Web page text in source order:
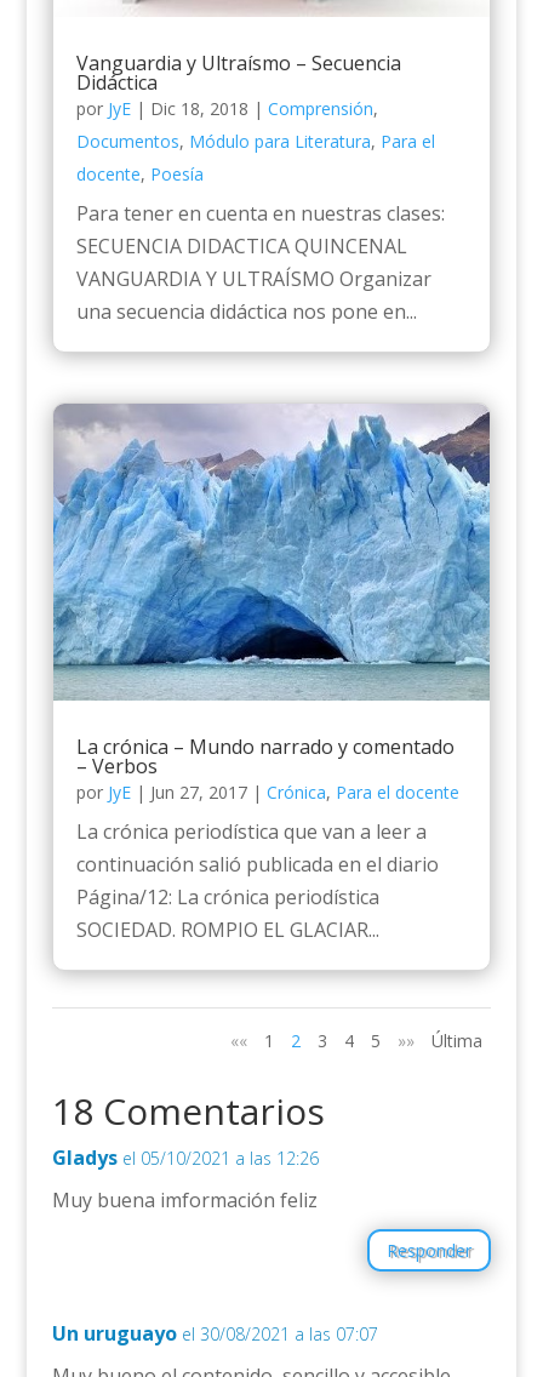
Vanguardia y Ultraísmo – Secuencia
Didáctica
por JyE| Dic 18, 2018 | Comprensión,
Documentos, Módulo para Literatura, Para el
docente, Poesía
Para tener en cuenta en nuestras clases:
SECUENCIA DIDACTICA QUINCENAL
VANGUARDIA Y ULTRAÍSMO Organizar
una secuencia didáctica nos pone en...
La crónica – Mundo narrado y comentado
– Verbos
por JyE| Jun 27, 2017| Crónica, Para el docente
La crónica periodística que van a leer a
continuación salió publicada en el diario
Página/12: La crónica periodística
SOCIEDAD. ROMPIO EL GLACIAR...
«« 1 2 3 4 5 »» Última
18 Comentarios
Gladys el 05/10/2021 a las 12:26
Muy buena imformación feliz
Responder
Un uruguayo el 30/08/2021 a las 07:07